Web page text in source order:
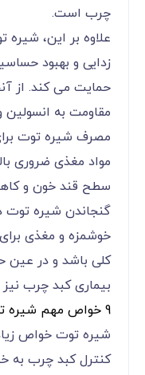
چرب است.
علاوه بر این،
زدایی و بهبود
حمایت می کند. از
مقاومت به
مصرف شیره توت
مواد مغذی ضروری
سطح قند خون و
گنجاندن شیره توت
خوشمزه و مغذی
کلی باشد و در عین
بیماری کبد چرب
9 خواص مهم شیره توت برای کبد چرب
شیره توت خواص
کنترل کبد چرب به